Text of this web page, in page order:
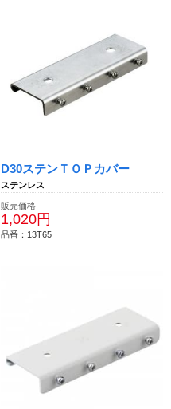
D30ステンＴＯＰカバー
ステンレス
販売価格
1,020円
品番：13T65